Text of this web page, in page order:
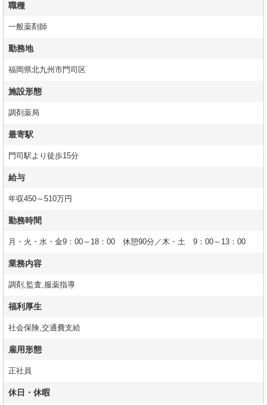
職種
一般薬剤師
勤務地
福岡県北九州市門司区
施設形態
調剤薬局
最寄駅
門司駅より徒歩15分
給与
年収450～510万円
勤務時間
月・火・水・金9：00～18：00 休憩90分／木・土 9：00～13：00
業務内容
調剤,監査,服薬指導
福利厚生
社会保険,交通費支給
雇用形態
正社員
休日・休暇